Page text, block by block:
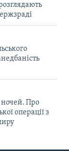
ночей. Про
операції з